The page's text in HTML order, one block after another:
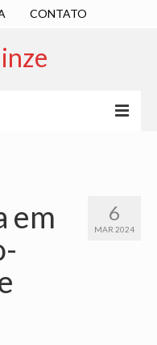
CONTATO
6
MAR 2024
em